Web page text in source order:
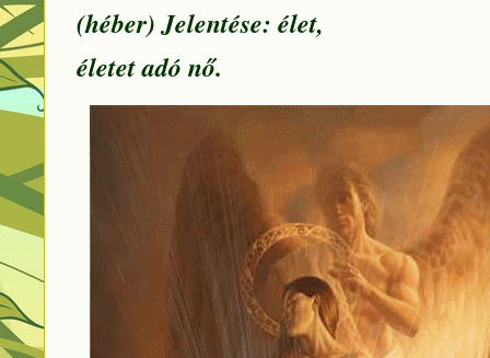
(héber) Jelentése: élet,
életet adó nő.